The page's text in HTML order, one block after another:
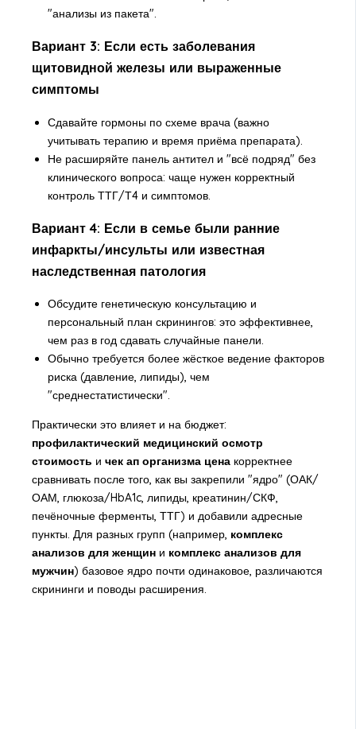
"анализы из пакета".
Вариант 3: Если есть заболевания
щитовидной железы или выраженные
симптомы
Сдавайте гормоны по схеме врача (важно
учитывать терапию и время приёма препарата).
Не расширяйте панель антител и "всё подряд" без
клинического вопроса: чаще нужен корректный
контроль ТТГ/Т4 и симптомов.
Вариант 4: Если в семье были ранние
инфаркты/инсульты или известная
наследственная патология
Обсудите генетическую консультацию и
персональный план скринингов: это эффективнее,
чем раз в год сдавать случайные панели.
Обычно требуется более жёсткое ведение факторов
риска (давление, липиды), чем
"среднестатистически".
Практически это влияет и на бюджет:
профилактический медицинский осмотр
стоимость и чек ап организма ценакорректнее
сравнивать после того, как вы закрепили "ядро" (ОАК/
ОАМ, глюкоза/HbA1c, липиды, креатинин/СКФ,
печёночные ферменты, ТТГ) и добавили адресные
пункты. Для разных групп (например, комплекс
анализов для женщини комплекс анализов для
мужчин) базовое ядро почти одинаковое, различаются
скрининги и поводы расширения.